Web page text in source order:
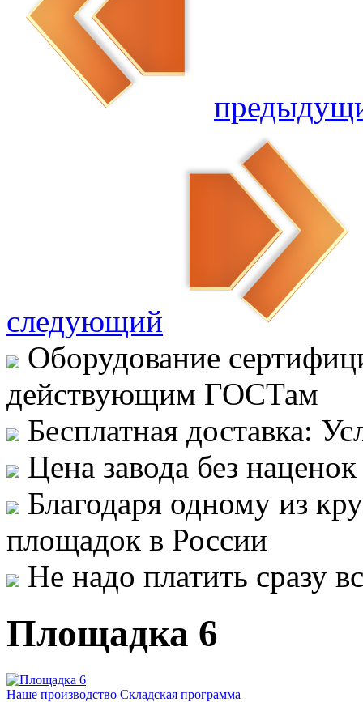
следующий
Оборудование
действующим ГОСТам
Бесплатная доставка:
Цена завода без
Благодаря одному из
площадок в России
Не надо платить сразу
Площадка 6
Наше производство Складская программа